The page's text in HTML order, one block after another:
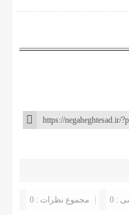
مجموع نظرات : 0 : 0